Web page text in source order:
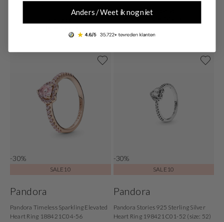
€ 104,30
Originele prijs: € 149,00
-30%
SALE10
Pandora
Pandora Timeless Sparkling Elevated
Heart Ring 188421C04-56
-30%
SALE10
Pandora
Pandora Stories 925 Sterling Silver
Heart Ring 198421C01-52 (size: 52)
Anders / Weet ik nog niet